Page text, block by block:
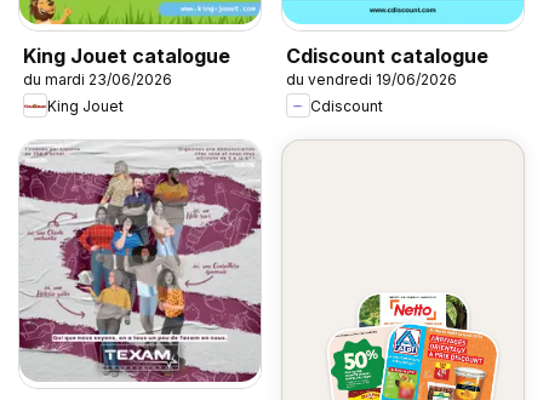
King Jouet catalogue
du mardi 23/06/2026
King Jouet
Cdiscount catalogue
du vendredi 19/06/2026
Cdiscount